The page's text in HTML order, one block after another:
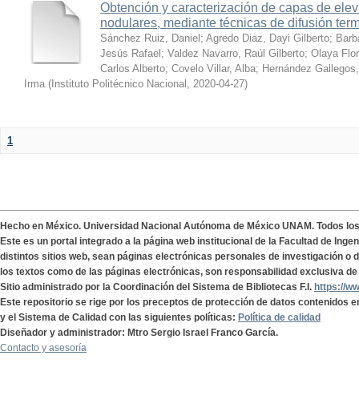
Obtención y caracterización de capas de
nodulares, mediante técnicas de difusión
Sánchez Ruiz, Daniel ; Agredo Diaz, Dayi Gilberto;
Jesús Rafael ; Valdez Navarro, Raúl Gilberto; Olaya
Carlos Alberto; Covelo Villar, Alba; Hernández
Irma ( Instituto Politécnico Nacional , 2020-04-27)
1
Hecho en México. Universidad Nacional Autónoma de México UNAM. Todos
Este es un portal integrado a la página web institucional de la Facultad de
distintos sitios web, sean páginas electrónicas personales de investigación o
los textos como de las páginas electrónicas, son responsabilidad exclusiva
Sitio administrado por la Coordinación del Sistema de Bibliotecas F.I. https://
Este repositorio se rige por los preceptos de protección de datos contenidos
y el Sistema de Calidad con las siguientes políticas: Política de calidad
Diseñador y administrador: Mtro Sergio Israel Franco García.
Contacto y asesoría